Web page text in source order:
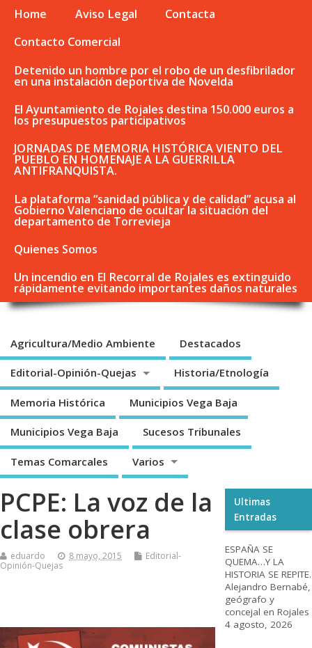
Home Aviso Legal
Contacta
Contacto Comercial
Detenido un hombre por el robo de un desfibrilador
en una instalación deportiva de Novelda
El Ayuntamiento de Rojales destina 150.000 euros a
los presupuestos participativos
JORNADAS DE MEMORIA HISTÓRICA VIENTO DEL
PUEBLO EN HOMENAJE A LA GUERRILLA
ANTIFRANQUISTA.
La plataforma “sanidad pública y de calidad” acusa al
Gobierno Valenciano de ocultar la situación del
departamento de Torrevieja
Quienes Somos
Un incendio en El Recorral de Rojales es extinguido
rápidamente evitando importantes daños naturales
Agricultura/Medio Ambiente Destacados
Editorial-Opinión-Quejas Historia/Etnología
Memoria Histórica Municipios Vega Baja
Municipios Vega Baja Sucesos Tribunales
Temas Comarcales Varios
PCPE: La voz de la
clase obrera
eduardo 8 mayo, 2015
Editorial-
Opinión-Quejas
Ultimas
Entradas
ESPAÑA SE
QUEMA…Y LA
HISTORIA SE REPITE.
Alejandro Bernabé,
geógrafo y
concejal en Rojales
4 agosto, 2026